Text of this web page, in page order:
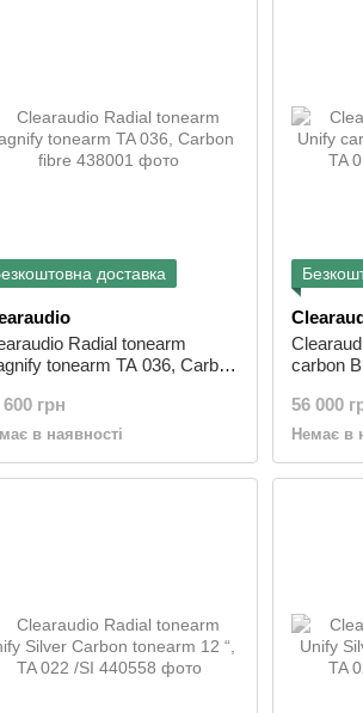
доставка
Radial tonearm
tonearm TA 036, Carbon
грн
в наявності
carbon
56 000
Немає в